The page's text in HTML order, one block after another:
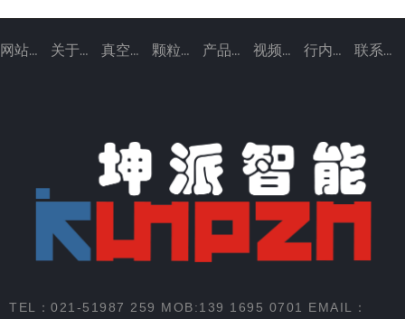
TEL：021-51987 259 MOB:139 1695 0701 EMAIL：
网站首页 关于我们 真空包装机 颗粒包装机 产品中心 视频案例 行内资讯 联系我们